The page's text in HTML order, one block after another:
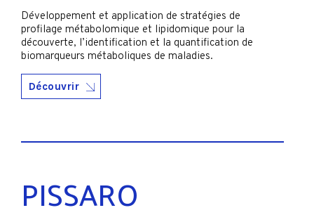
Développement et application de stratégies de
profilage métabolomique et lipidomique pour la
découverte, l’identification et la quantification de
biomarqueurs métaboliques de maladies.
Découvrir
PISSARO